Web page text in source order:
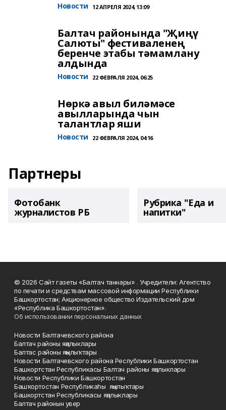
Новости 12 АПРЕЛЯ 2024, 13:09
Балтач районында "Җиңү
Салюты" фестиваленең
беренче этабы тәмамлану
алдында
Новости 22 ФЕВРАЛЯ 2024, 06:25
Нөркә авыл биләмәсе
авылларында чын
талантлар яши
Новости 22 ФЕВРАЛЯ 2024, 04:16
Партнеры
Фотобанк
журналистов РБ
Рубрика "Еда и
напитки"
© 2026 Сайт газеты «Балтач таннары» . Учредители: Агентство
по печати и средствам массовой информации Республики
Башкортостан; Акционерное общество Издательский дом
«Республика Башкортостан».
Об использовании персональных данных
Новости Балтачевского района
Балтач районы яңалыклары
Балтас районы яңылыҡтары
Новости Балтачевского района Республики Башкортостан
Башкортстан Республикасы Балтач районы яңалыклары
Новости Республики Башкортостан
Башҡортостан Республикаһы яңылыҡтары
Башкортстан Республикасы яңалыклары
Балтач районын увер